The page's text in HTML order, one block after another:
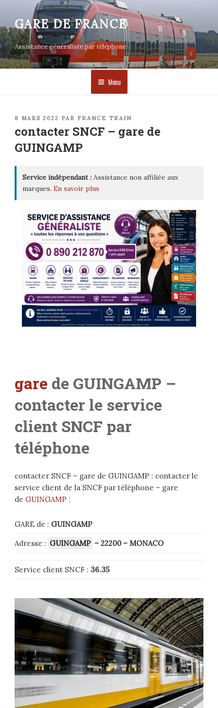
contenu
principal
GARE DE FRANCE
Assistance généraliste par téléphone
Menu
PUBLIÉ
8 MARS 2022 PAR FRANCE TRAIN
contacter SNCF – gare de
GUINGAMP
Service indépendant : Assistance non affiliée aux
marques. En savoir plus
gare de GUINGAMP –
contacter le service
client SNCF par
téléphone
contacter SNCF – gare de GUINGAMP : contacter le
service client de la SNCF par téléphone – gare
de GUINGAMP :
GARE de : GUINGAMP
Adresse : GUINGAMP – 22200 – MONACO
Service client SNCF : 36.35